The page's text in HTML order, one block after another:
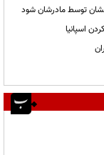
توسط مادرشان شود
اسپانیا